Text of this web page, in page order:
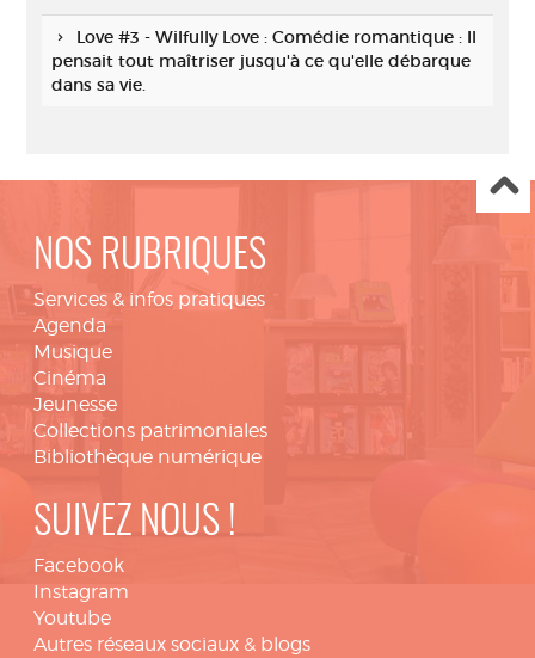
Love #3 - Wilfully Love : Comédie romantique : Il
pensait tout maîtriser jusqu'à ce qu'elle débarque
dans sa vie.
NOS RUBRIQUES
Services & infos pratiques
Agenda
Musique
Cinéma
Jeunesse
Collections patrimoniales
Bibliothèque numérique
SUIVEZ NOUS !
Facebook
Instagram
Youtube
Autres réseaux sociaux & blogs